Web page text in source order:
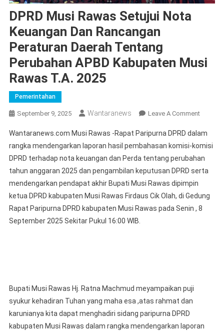
DPRD Musi Rawas Setujui Nota
Keuangan Dan Rancangan
Peraturan Daerah Tentang
Perubahan APBD Kabupaten Musi
Rawas T.A. 2025
Pemerintahan
September 9, 2025 Wantaranews Leave A CommentOn
Musi
Rawas
Setujui
Nota
Dan
Wantaranews.com Musi Rawas -Rapat Paripurna DPRD dalam
rangka mendengarkan laporan hasil pembahasan komisi-komisi
DPRD terhadap nota keuangan dan Perda tentang perubahan
tahun anggaran 2025 dan pengambilan keputusan DPRD serta
mendengarkan pendapat akhir Bupati Musi Rawas dipimpin
ketua DPRD kabupaten Musi Rawas Firdaus Cik Olah, di Gedung
Rapat Paripurna DPRD kabupaten Musi Rawas pada Senin , 8
September 2025 Sekitar Pukul 16:00 WIB.
Bupati Musi Rawas Hj. Ratna Machmud meyampaikan puji
syukur kehadiran Tuhan yang maha esa ,atas rahmat dan
karunianya kita dapat menghadiri sidang paripurna DPRD
kabupaten Musi Rawas dalam rangka mendengarkan laporan